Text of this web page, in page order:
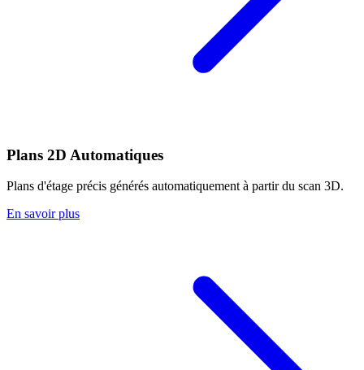
Plans 2D Automatiques
Plans d'étage précis générés automatiquement à partir du scan 3D.
En savoir plus